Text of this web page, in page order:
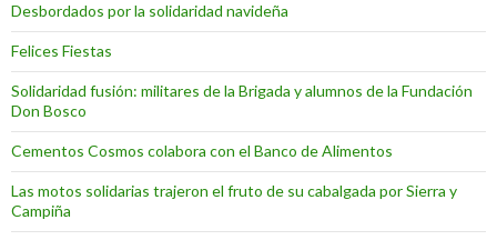
Desbordados por la solidaridad navideña
Felices Fiestas
Solidaridad fusión: militares de la Brigada y alumnos de la Fundación
Don Bosco
Cementos Cosmos colabora con el Banco de Alimentos
Las motos solidarias trajeron el fruto de su cabalgada por Sierra y
Campiña